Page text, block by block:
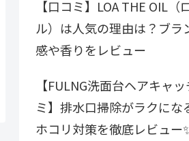
【口コミ】LOA THE OIL（
ル）は人気の理由は？ブラ
感や香りをレビュー
【FULNG洗面台ヘアキャ
ミ】排水口掃除がラクにな
ホコリ対策を徹底レビュー